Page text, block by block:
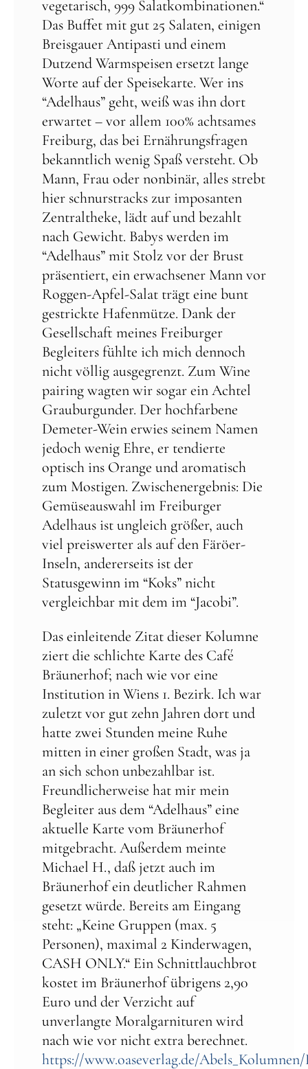
vegetarisch, 999 Salatkombinationen.“
Das Buffet mit gut 25 Salaten, einigen
Breisgauer Antipasti und einem
Dutzend Warmspeisen ersetzt lange
Worte auf der Speisekarte. Wer ins
“Adelhaus” geht, weiß was ihn dort
erwartet – vor allem 100% achtsames
Freiburg, das bei Ernährungsfragen
bekanntlich wenig Spaß versteht. Ob
Mann, Frau oder nonbinär, alles strebt
hier schnurstracks zur imposanten
Zentraltheke, lädt auf und bezahlt
nach Gewicht. Babys werden im
“Adelhaus” mit Stolz vor der Brust
präsentiert, ein erwachsener Mann vor
Roggen-Apfel-Salat trägt eine bunt
gestrickte Hafenmütze. Dank der
Gesellschaft meines Freiburger
Begleiters fühlte ich mich dennoch
nicht völlig ausgegrenzt. Zum Wine
pairing wagten wir sogar ein Achtel
Grauburgunder. Der hochfarbene
Demeter-Wein erwies seinem Namen
jedoch wenig Ehre, er tendierte
optisch ins Orange und aromatisch
zum Mostigen. Zwischenergebnis: Die
Gemüseauswahl im Freiburger
Adelhaus ist ungleich größer, auch
viel preiswerter als auf den Färöer-
Inseln, andererseits ist der
Statusgewinn im “Koks” nicht
vergleichbar mit dem im “Jacobi”.
Das einleitende Zitat dieser Kolumne
ziert die schlichte Karte des Café
Bräunerhof; nach wie vor eine
Institution in Wiens 1. Bezirk. Ich war
zuletzt vor gut zehn Jahren dort und
hatte zwei Stunden meine Ruhe
mitten in einer großen Stadt, was ja
an sich schon unbezahlbar ist.
Freundlicherweise hat mir mein
Begleiter aus dem “Adelhaus” eine
aktuelle Karte vom Bräunerhof
mitgebracht. Außerdem meinte
Michael H., daß jetzt auch im
Bräunerhof ein deutlicher Rahmen
gesetzt würde. Bereits am Eingang
steht: „Keine Gruppen (max. 5
Personen), maximal 2 Kinderwagen,
CASH ONLY.“ Ein Schnittlauchbrot
kostet im Bräunerhof übrigens 2,90
Euro und der Verzicht auf
unverlangte Moralgarnituren wird
nach wie vor nicht extra berechnet.
https://www.oaseverlag.de/